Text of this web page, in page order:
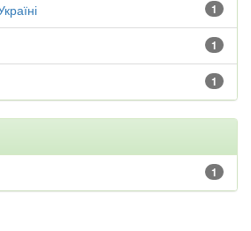
1
1
1
1